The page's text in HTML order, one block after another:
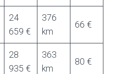
24
659 €
376
km
66 €
28
935 €
363
km
80 €